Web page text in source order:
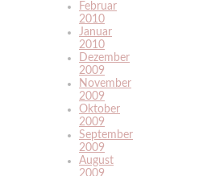
Februar
2010
Januar
2010
Dezember
2009
November
2009
Oktober
2009
September
2009
August